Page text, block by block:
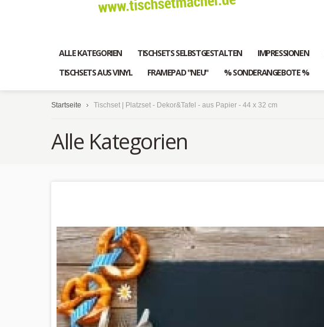
ALLE KATEGORIEN TISCHSETS SELBSTGESTALTEN IMPRESSIONEN
TISCHSETS AUS VINYL
FRAMEPAD "NEU" % SONDERANGEBOTE %
Startseite Tischset | Platzset - Dekor&Tafel - aus Papier - 44 x 32 cm
Alle Kategorien